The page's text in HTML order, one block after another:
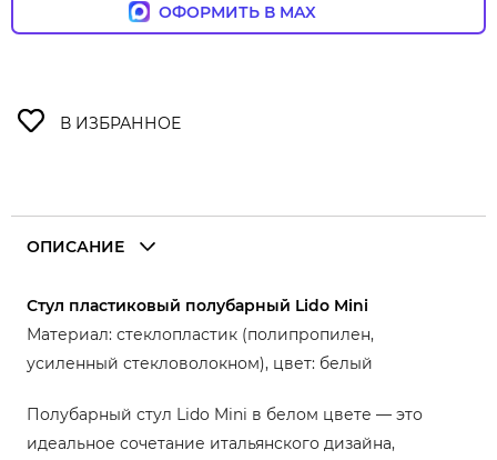
ОФОРМИТЬ В MAX
ОПИСАНИЕ
Стул пластиковый полубарный Lido Mini
Материал: стеклопластик (полипропилен,
усиленный стекловолокном), цвет: белый
Полубарный стул Lido Mini в белом цвете — это
идеальное сочетание итальянского дизайна,